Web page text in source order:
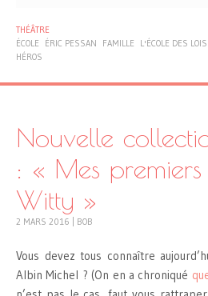
THÉÂTRE
ÉCOLE
ÉRIC PESSAN FAMILLE L'ÉCOLE DES
HÉROS
Nouvelle
: « Mes premiers
Witty »
2 MARS 2016 BOB
Vous devez tous connaître
Albin Michel ? (On en a chroniqué